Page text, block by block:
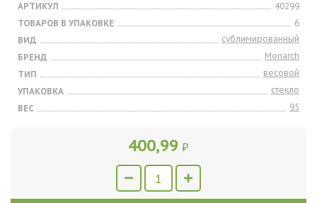
АРТИКУЛ
40299
ТОВАРОВ В УПАКОВКЕ
6
ВИД
сублимированный
БРЕНД
Monarch
ТИП
весовой
УПАКОВКА
стекло
ВЕС
95
400,99 ₽